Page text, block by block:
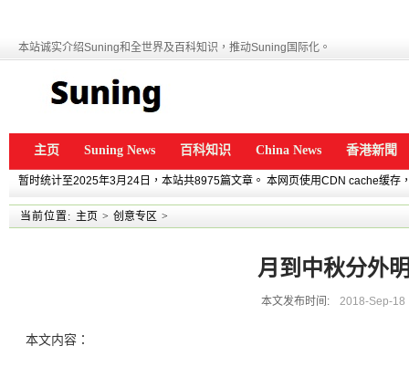
本站诚实介绍Suning和全世界及百科知识，推动Suning国际化。
主页 Suning News 百科知识 China News 香港新聞
暂时统计至2025年3月24日，本站共8975篇文章。 本网页使用CDN cache缓存
当前位置: 主页 > 创意专区 >
月到中秋分外
本文发布时间: 2018-Sep-18
本文内容：